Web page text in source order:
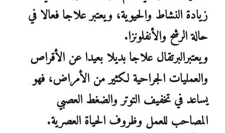
زيادة النشاط والحيوية، ويعتبر علاجا فعالا في
حالة الرشح والأنفلونزا.
ويعتبرالبرتقال علاجا بديلا بعيدا عن الأقراص
والعمليات الجراحية لكثير من الأمراض، فهو
يساعد في تخفيف التوتر والضغط العصبي
المصاحب للعمل وظروف الحياة العصرية.